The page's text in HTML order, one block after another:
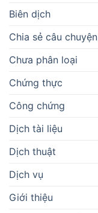
Biên dịch
Chia sẻ câu chuyện
Chưa phân loại
Chứng thực
Công chứng
Dịch tài liệu
Dịch thuật
Dịch vụ
Giới thiệu